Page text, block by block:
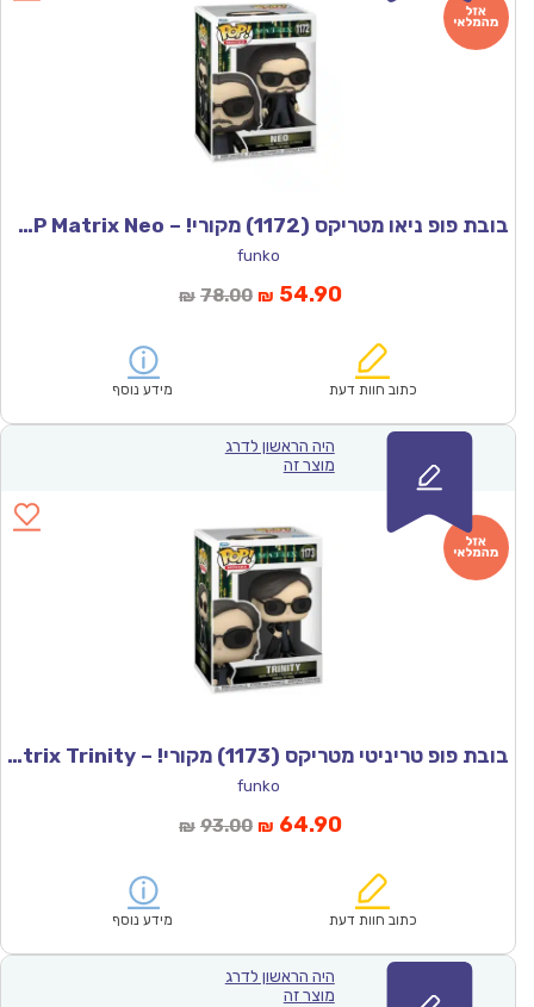
בובת פופ ניאו מטריקס (1172) מקורי! – POP Matrix Neo
funko
₪ 78.00המחיר
₪78.00.
₪ 54.90המחיר
הוא:
כתוב חוות דעת מידע נוסף
היה הראשון לדרג
מוצר זה
בובת פופ טריניטי מטריקס (1173) מקורי! – Funco Matrix Trinity
funko
₪ 93.00המחיר
₪93.00.
₪ 64.90המחיר
הוא:
כתוב חוות דעת מידע נוסף
היה הראשון לדרג
מוצר זה